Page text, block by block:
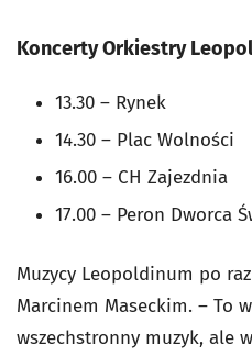
Koncerty Orkiestry
13.30 – Rynek
14.30 – Plac Wolności
16.00 – CH Zajezdnia
17.00 – Peron Dworca
Muzycy Leopoldinum po
Marcinem Maseckim. – To
wszechstronny muzyk, ale